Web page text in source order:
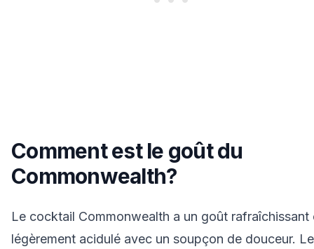
Comment est le goût du
Commonwealth?
Le cocktail Commonwealth a un goût rafraîchissant
légèrement acidulé avec un soupçon de douceur. Le